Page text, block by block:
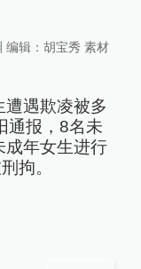
编辑：胡宝秀 素材
遇欺凌被多
通报，8名未
成年女生进行
拘。